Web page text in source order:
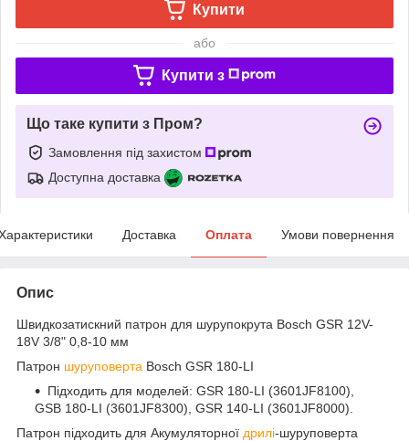
Купити
або
Купити з
Що таке купити з Пром?
Замовлення під захистом
Доступна доставка
Доставка Оплата Умови повернення
Опис
Швидкозатискний патрон для шурупокрута Bosch GSR 12V-
18V 3/8" 0,8-10 мм
Патрон шуруповерта Bosch GSR 180-LI
Підходить для моделей: GSR 180-LI (3601JF8100),
GSB 180-LI (3601JF8300), GSR 140-LI (3601JF8000).
Патрон підходить для Акумуляторної дрилі-шуруповерта